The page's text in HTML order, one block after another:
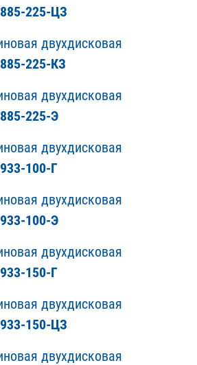
885-225-ЦЗ
двухдисковая
885-225-КЗ
двухдисковая
885-225-Э
двухдисковая
933-100-Г
двухдисковая
933-100-Э
двухдисковая
933-150-Г
двухдисковая
933-150-ЦЗ
двухдисковая